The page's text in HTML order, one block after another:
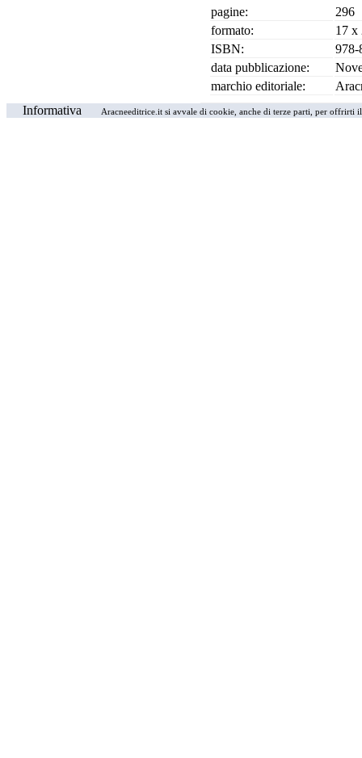
pagine:
296
formato:
17 x
ISBN:
978-
data pubblicazione:
marchio editoriale:
Informativa
Aracneeditrice.it si avvale di cookie, anche di terze parti, per